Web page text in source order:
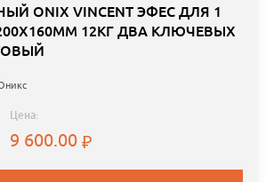
ONIX VINCENT ЭФЕС ДЛЯ 1
12КГ ДВА КЛЮЧЕВЫХ
Цена:
9 600.00